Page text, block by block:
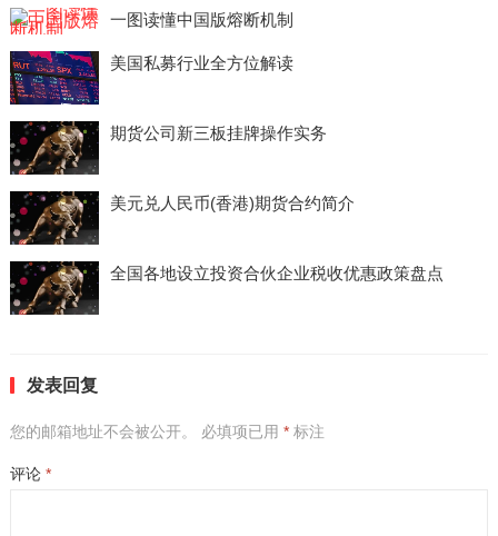
一图读懂中国版熔断机制
美国私募行业全方位解读
期货公司新三板挂牌操作实务
美元兑人民币(香港)期货合约简介
全国各地设立投资合伙企业税收优惠政策盘点
发表回复
您的邮箱地址不会被公开。 必填项已用 *标注
评论 *